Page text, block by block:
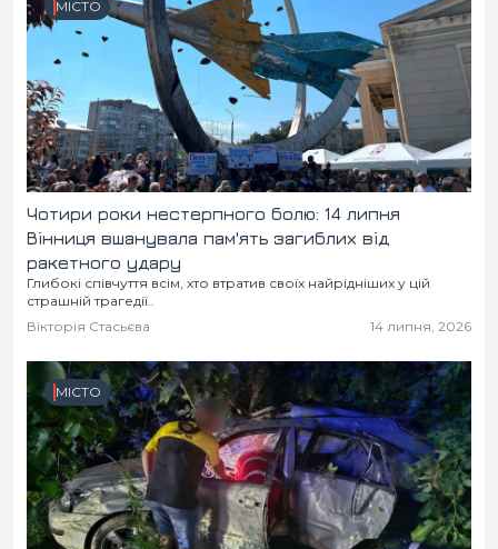
МІСТО
Чотири роки нестерпного болю: 14 липня
Вінниця вшанувала пам'ять загиблих від
ракетного удару
Глибокі співчуття всім, хто втратив своїх найрідніших у цій
страшній трагедії..
Вікторія Стасьєва
14 липня, 2026
МІСТО